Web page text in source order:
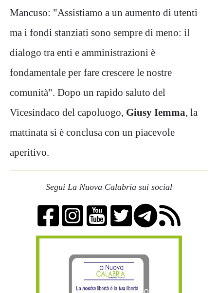
Mancuso: "Assistiamo a un aumento di utenti
ma i fondi stanziati sono sempre di meno: il
dialogo tra enti e amministrazioni è
fondamentale per fare crescere le nostre
comunità". Dopo un rapido saluto del
Vicesindaco del capoluogo, Giusy Iemma, la
mattinata si è conclusa con un piacevole
aperitivo.
Segui La Nuova Calabria sui social